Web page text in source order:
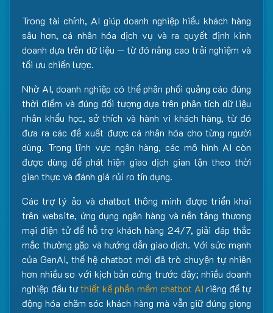
Trong tài chính, AI giúp doanh nghiệp hiểu khách hàng
sâu hơn, cá nhân hóa dịch vụ và ra quyết định kinh
doanh dựa trên dữ liệu — từ đó nâng cao trải nghiệm và
tối ưu chiến lược.
Nhờ AI, doanh nghiệp có thể phân phối quảng cáo đúng
thời điểm và đúng đối tượng dựa trên phân tích dữ liệu
nhân khẩu học, sở thích và hành vi khách hàng, từ đó
đưa ra các đề xuất được cá nhân hóa cho từng người
dùng. Trong lĩnh vực ngân hàng, các mô hình AI còn
được dùng để phát hiện giao dịch gian lận theo thời
gian thực và đánh giá rủi ro tín dụng.
Các trợ lý ảo và chatbot thông minh được triển khai
trên website, ứng dụng ngân hàng và nền tảng thương
mại điện tử để hỗ trợ khách hàng 24/7, giải đáp thắc
mắc thường gặp và hướng dẫn giao dịch. Với sức mạnh
của GenAI, thế hệ chatbot mới đã trò chuyện tự nhiên
hơn nhiều so với kịch bản cứng trước đây; nhiều doanh
nghiệp đầu tưthiết kế phần mềm chatbot AI riêng để tự
động hóa chăm sóc khách hàng mà vẫn giữ đúng giọng